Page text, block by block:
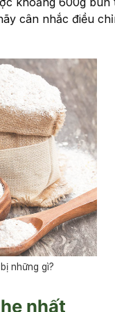
cân nhắc điều
những gì?
nhất